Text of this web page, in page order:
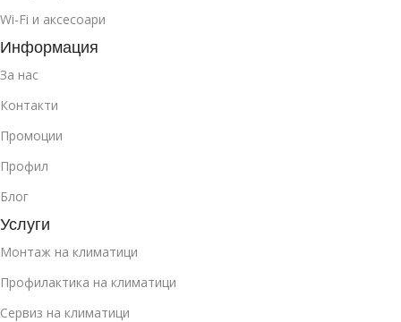
Wi-Fi и аксесоари
Информация
За нас
Контакти
Промоции
Профил
Блог
Услуги
Монтаж на климатици
Профилактика на климатици
Сервиз на климатици